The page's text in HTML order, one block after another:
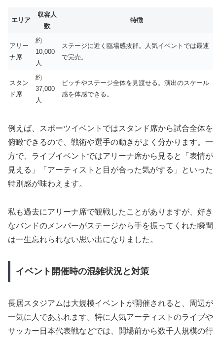
エリア
収容人
数
特徴
アリー
ナ席
約
10,000
人
ステージに近く臨場感抜群。人気イベントでは最速
で完売。
スタン
ド席
約
37,000
人
ピッチやステージ全体を見渡せる。演出のスケール
感を体感できる。
例えば、スポーツイベントではスタンド席から試合全体を
俯瞰できるので、戦術や選手の動きがよく分かります。一
方で、ライブイベントではアリーナ席から見ると「表情が
見える」「アーティストと目が合った気がする」といった
特別感が味わえます。
私も過去にアリーナ席で観戦したことがありますが、好き
なバンドのメンバーがステージから手を振ってくれた瞬間
は一生忘れられない思い出になりました。
イベント開催時の混雑状況と対策
長居スタジアムは大規模イベントが開催されると、周辺が
一気に人であふれます。特に人気アーティストのライブや
サッカー日本代表戦などでは、開場前から数千人規模の行